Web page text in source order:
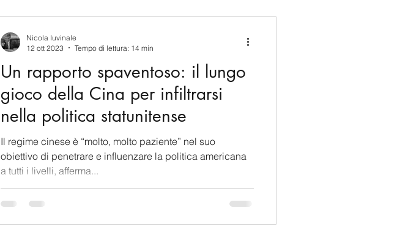
Un rapporto spaventoso: il lungo
gioco della Cina per infiltrarsi
nella politica statunitense
Il regime cinese è “molto, molto paziente” nel suo
obiettivo di penetrare e influenzare la politica americana
a tutti i livelli, afferma...
Nicola Iuvinale
12 ott 2023
Tempo di lettura: 14 min